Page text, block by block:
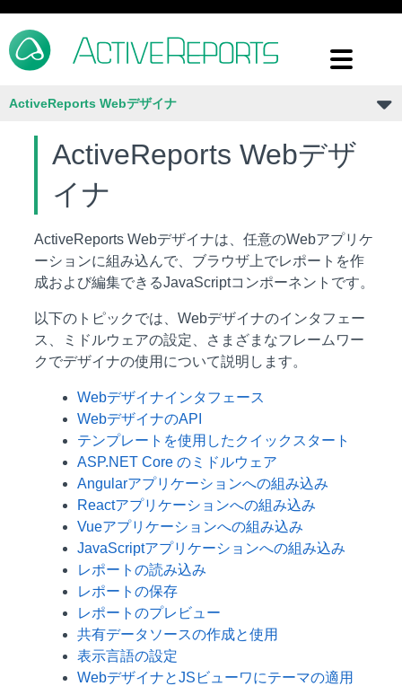
ActiveReports Webデザイナ
ActiveReports Webデザ
イナ
ActiveReports Webデザイナは、任意のWebアプリケ
ーションに組み込んで、ブラウザ上でレポートを作
成および編集できるJavaScriptコンポーネントです。
以下のトピックでは、Webデザイナのインタフェー
ス、ミドルウェアの設定、さまざまなフレームワー
クでデザイナの使用について説明します。
Webデザイナインタフェース
WebデザイナのAPI
テンプレートを使用したクイックスタート
ASP.NET Core のミドルウェア
Angularアプリケーションへの組み込み
Reactアプリケーションへの組み込み
Vueアプリケーションへの組み込み
JavaScriptアプリケーションへの組み込み
レポートの読み込み
レポートの保存
レポートのプレビュー
共有データソースの作成と使用
表示言語の設定
WebデザイナとJSビューワにテーマの適用